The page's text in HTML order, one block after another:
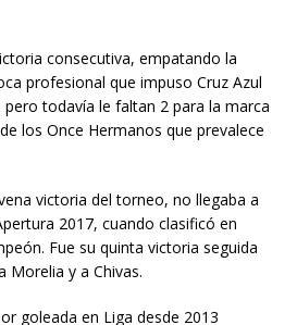
consecutiva, empatando la
profesional que impuso Cruz Azul
todavía le faltan 2 para la marca
los Once Hermanos que prevalece
victoria del torneo, no llegaba a
2017, cuando clasificó en
Fue su quinta victoria seguida
Morelia y a Chivas.
goleada en Liga desde 2013